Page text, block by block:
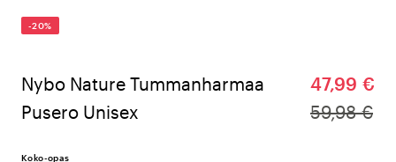
-20%
Nybo Nature Tummanharmaa
Pusero Unisex
47,99 €
59,98 €
Koko-opas